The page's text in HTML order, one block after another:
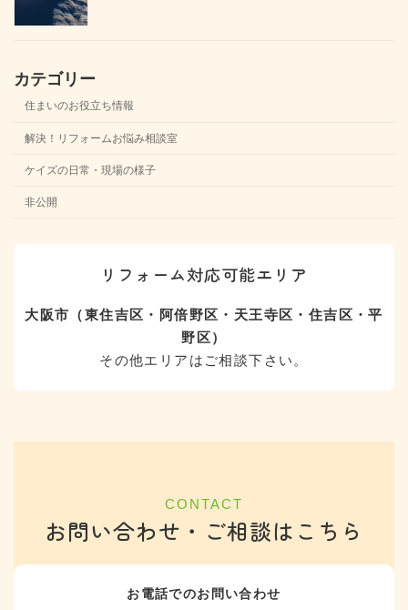
カテゴリー
住まいのお役立ち情報
解決！リフォームお悩み相談室
ケイズの日常・現場の様子
非公開
リフォーム対応可能エリア
大阪市（東住吉区・阿倍野区・天王寺区・住吉区・平
野区）
その他エリアはご相談下さい。
CONTACT
お問い合わせ・ご相談はこちら
お電話でのお問い合わせ